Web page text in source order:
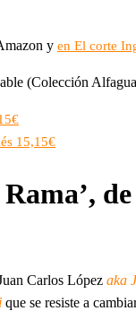
y en El corte
(Colección
15,15€
Rama’,
Carlos López aka
que se resiste a